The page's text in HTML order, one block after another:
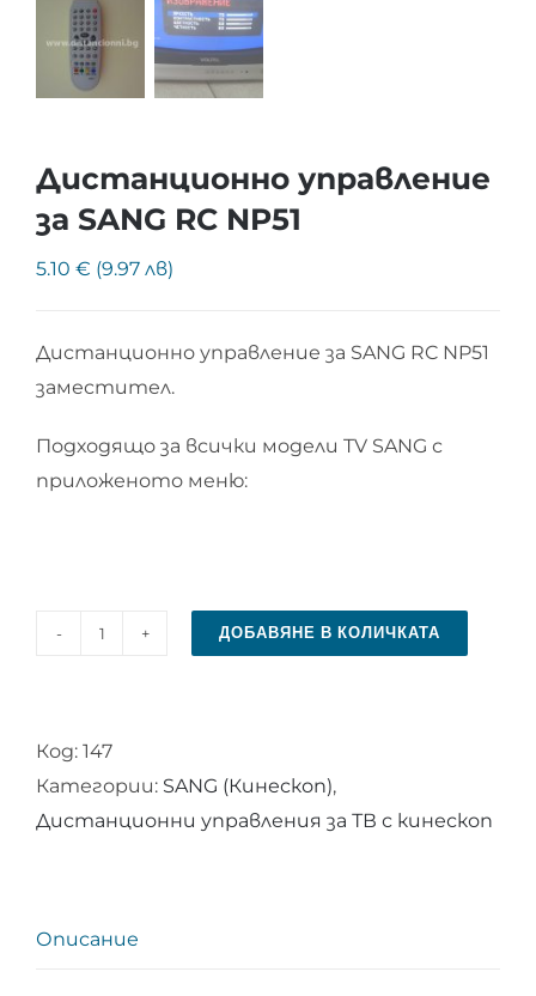
Дистанционно управление
за SANG RC NP51
5.10 € (9.97 лв)
Дистанционно управление за SANG RC NP51
заместител.
Подходящо за всички модели TV SANG с
приложеното меню:
количество
управление
за
SANG
ДОБАВЯНЕ В КОЛИЧКАТА
Код: 147
Категории: SANG (Кинескоп),
Дистанционни управления за ТВ с кинескоп
Описание